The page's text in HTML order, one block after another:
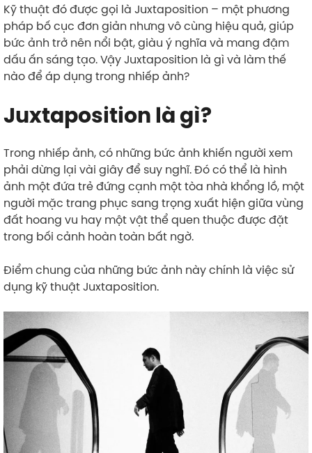
Kỹ thuật đó được gọi là Juxtaposition – một phương
pháp bố cục đơn giản nhưng vô cùng hiệu quả, giúp
bức ảnh trở nên nổi bật, giàu ý nghĩa và mang đậm
dấu ấn sáng tạo. Vậy Juxtaposition là gì và làm thế
nào để áp dụng trong nhiếp ảnh?
Juxtaposition là gì?
Trong nhiếp ảnh, có những bức ảnh khiến người xem
phải dừng lại vài giây để suy nghĩ. Đó có thể là hình
ảnh một đứa trẻ đứng cạnh một tòa nhà khổng lồ, một
người mặc trang phục sang trọng xuất hiện giữa vùng
đất hoang vu hay một vật thể quen thuộc được đặt
trong bối cảnh hoàn toàn bất ngờ.
Điểm chung của những bức ảnh này chính là việc sử
dụng kỹ thuật Juxtaposition.